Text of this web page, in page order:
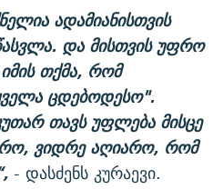
ადამიანისთვის
და მისთვის უფრო
თქმა, რომ
ცდებოდესო".
თავს უფლება მისცე
ვიდრე აღიარო, რომ
- დასძენს კურაევი.